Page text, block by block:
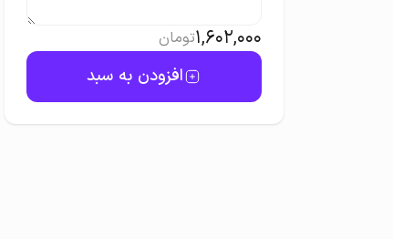
1,602,000تومان
افزودن به سبد